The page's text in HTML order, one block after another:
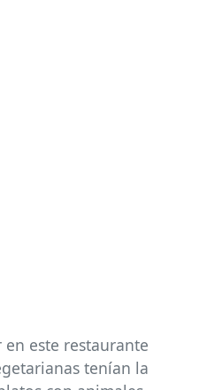
este restaurante
tenían la